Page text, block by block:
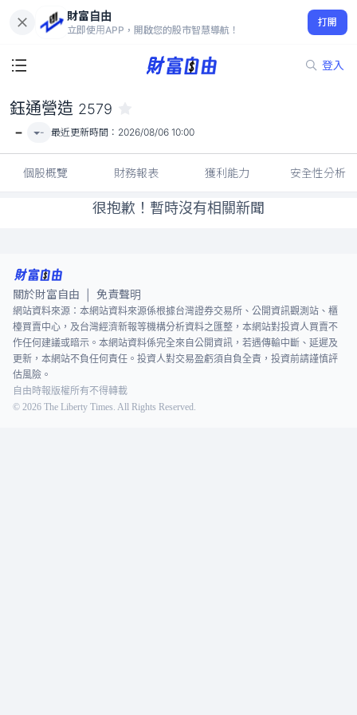
財富自由
立即使用APP，開啟您的股市智慧導航！
打開
登入
-
鈺通營造 2579
- - 最近更新時間： 2026/08/06 10:00
個股概覽 財務報表 獲利能力 安全性分析
很抱歉！暫時沒有相關新聞
關於財富自由 免責聲明
網站資料來源：本網站資料來源係根據台灣證券交易所、公開資訊觀測站、櫃
檯買賣中心，及台灣經濟新報等機構分析資料之匯整，本網站對投資人買賣不
作任何建議或暗示。本網站資料係完全來自公開資訊，若遇傳輸中斷、延遲及
更新，本網站不負任何責任。投資人對交易盈虧須自負全責，投資前請謹慎評
估風險。
自由時報版權所有不得轉載
© 2026 The Liberty Times. All Rights Reserved.